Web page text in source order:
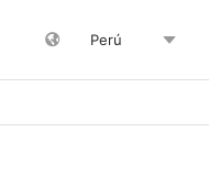
Perú